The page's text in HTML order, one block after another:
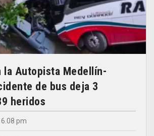
la Autopista Medellín-
de bus deja 3
heridos
6.08 pm